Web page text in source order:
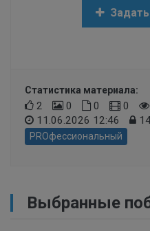
Статистика материала:
2 0 0 0
11.06.2026 12:46
PROфессиональный
Выбранные